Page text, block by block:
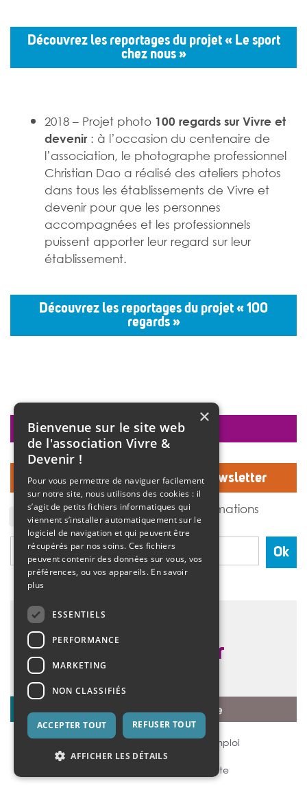
Découvrez les reportages du projet « Le sport
chez nous »
2018 – Projet photo 100 regards sur Vivre et
devenir: à l’occasion du centenaire de
l’association, le photographe professionnel
Christian Dao a réalisé des ateliers photos
dans tous les établissements de Vivre et
devenir pour que les personnes
accompagnées et les professionnels
puissent apporter leur regard sur leur
établissement.
Découvrez les reportages du projet «100
regards »
Inscrivez-vous à notre Newsletter
J'accepte de recevoir des informations
de l'association Vivre et devenir.
Ok
faire un don
Mentions légales
Offres d’emploi
Plan du site
×
Bienvenue sur le site web
de l'association Vivre &
Devenir !
Pour vous permettre de naviguer facilement
sur notre site, nous utilisons des cookies : il
s’agit de petits fichiers informatiques qui
viennent s’installer automatiquement sur le
logiciel de navigation et qui peuvent être
récupérés par nos soins. Ces fichiers
peuvent contenir des données sur vous, vos
préférences, ou vos appareils. En savoir
plus
ESSENTIELS
PERFORMANCE
MARKETING
NON CLASSIFIÉS
ACCEPTER TOUT REFUSER TOUT
AFFICHER LES DÉTAILS